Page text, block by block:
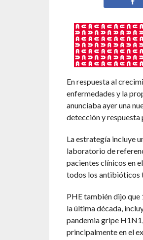
En respuesta al
enfermedades y la
anunciaba ayer una
detección y respuesta
La estrategía incluye
laboratorio de
pacientes clínicos en
todos los antibióticos
PHE también dijo que
la última década,
pandemia gripe
principalmente en el